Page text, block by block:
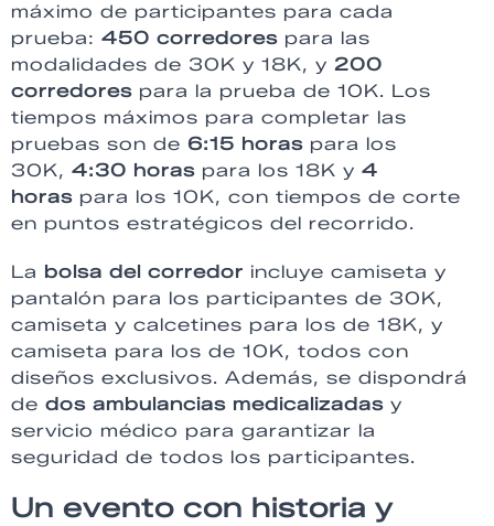
máximo de participantes para cada
prueba: 450 corredores para las
modalidades de 30K y 18K, y 200
corredores para la prueba de 10K. Los
tiempos máximos para completar las
pruebas son de 6:15 horas para los
30K, 4:30 horas para los 18K y 4
horas para los 10K, con tiempos de corte
en puntos estratégicos del recorrido.
La bolsa del corredor incluye camiseta y
pantalón para los participantes de 30K,
camiseta y calcetines para los de 18K, y
camiseta para los de 10K, todos con
diseños exclusivos. Además, se dispondrá
de dos ambulancias medicalizadas y
servicio médico para garantizar la
seguridad de todos los participantes.
Un evento con historia y